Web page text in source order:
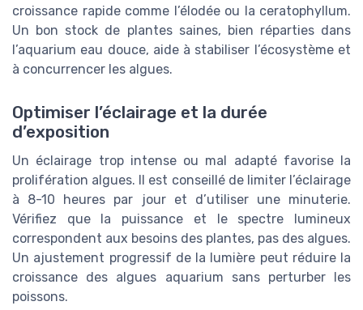
croissance rapide comme l’élodée ou la ceratophyllum.
Un bon stock de plantes saines, bien réparties dans
l’aquarium eau douce, aide à stabiliser l’écosystème et
à concurrencer les algues.
Optimiser l’éclairage et la durée
d’exposition
Un éclairage trop intense ou mal adapté favorise la
prolifération algues. Il est conseillé de limiter l’éclairage
à 8-10 heures par jour et d’utiliser une minuterie.
Vérifiez que la puissance et le spectre lumineux
correspondent aux besoins des plantes, pas des algues.
Un ajustement progressif de la lumière peut réduire la
croissance des algues aquarium sans perturber les
poissons.